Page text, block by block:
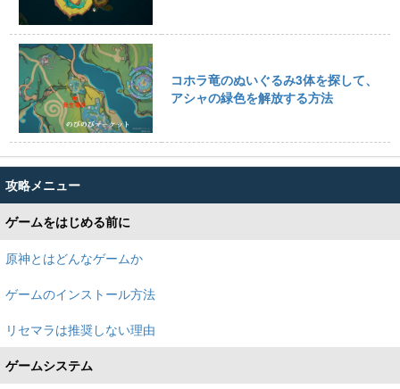
コホラ竜のぬいぐるみ3体を探して、
アシャの緑色を解放する方法
攻略メニュー
ゲームをはじめる前に
原神とはどんなゲームか
ゲームのインストール方法
リセマラは推奨しない理由
ゲームシステム